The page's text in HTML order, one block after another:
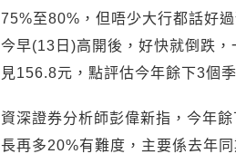
75%至80%，但唔少大行都話好
今早(13日)高開後，好快就倒跌，
見156.8元，點評估今年餘下3個
資深證券分析師彭偉新指，今年
長再多20%有難度，主要係去年